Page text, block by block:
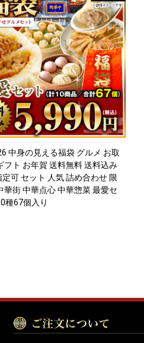
中身の見える福袋 グルメ お取
フト お年賀 送料無料 送料込み
可 セット 人気 詰め合わせ 限
華街 中華点心 中華惣菜 最愛セ
種67個入り